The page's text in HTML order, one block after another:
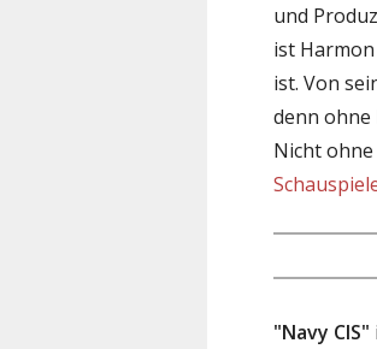
und
ist
ist. Von
denn ohne
Nicht
"Navy CIS"